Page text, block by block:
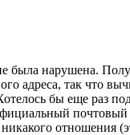
была нарушена.
адреса, так что
бы еще раз
отношения